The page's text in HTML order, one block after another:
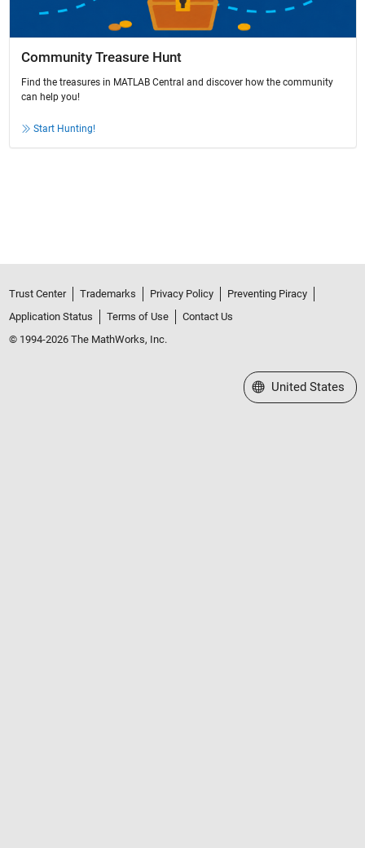
Community Treasure Hunt
Find the treasures in MATLAB Central and discover how the community
can help you!
Start Hunting!
Trust Center Trademarks Privacy Policy
Preventing Piracy
Application Status
Terms of Use
Contact Us
© 1994-2026 The MathWorks, Inc.
Select a Web Site
United States